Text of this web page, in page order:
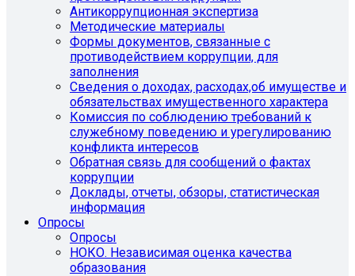
Антикоррупционная экспертиза
Методические материалы
Формы документов, связанные с
противодействием коррупции, для
заполнения
Сведения о доходах, расходах,об имуществе и
обязательствах имущественного характера
Комиссия по соблюдению требований к
служебному поведению и урегулированию
конфликта интересов
Обратная связь для сообщений о фактах
коррупции
Доклады, отчеты, обзоры, статистическая
информация
Опросы
Опросы
НОКО. Независимая оценка качества
образования